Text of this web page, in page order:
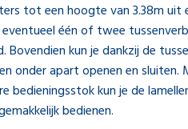
tot een hoogte van 3.38m uit
één of twee
Bovendien kun je dankzij de
onder apart openen en sluiten.
bedieningsstok kun je de
bedienen.